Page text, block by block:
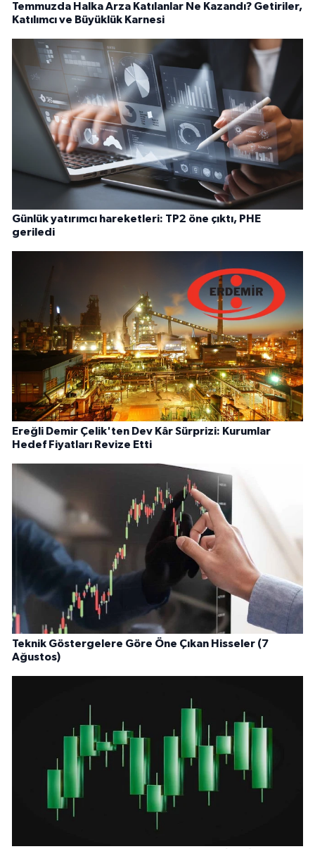
Temmuzda Halka Arza Katılanlar Ne Kazandı? Getiriler,
Katılımcı ve Büyüklük Karnesi
Günlük yatırımcı hareketleri: TP2 öne çıktı, PHE
geriledi
Ereğli Demir Çelik'ten Dev Kâr Sürprizi: Kurumlar
Hedef Fiyatları Revize Etti
Teknik Göstergelere Göre Öne Çıkan Hisseler (7
Ağustos)